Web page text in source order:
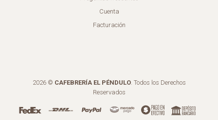
Cuenta
Facturación
2026 © CAFEBRERÍA EL PÉNDULO. Todos los Derechos
Reservados